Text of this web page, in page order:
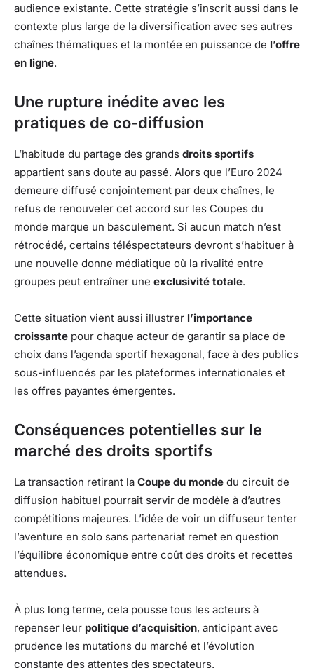
audience existante. Cette stratégie s’inscrit aussi dans le
contexte plus large de la diversification avec ses autres
chaînes thématiques et la montée en puissance de l’offre
en ligne.
Une rupture inédite avec les
pratiques de co-diffusion
L’habitude du partage des grands droits sportifs
appartient sans doute au passé. Alors que l’Euro 2024
demeure diffusé conjointement par deux chaînes, le
refus de renouveler cet accord sur les Coupes du
monde marque un basculement. Si aucun match n’est
rétrocédé, certains téléspectateurs devront s’habituer à
une nouvelle donne médiatique où la rivalité entre
groupes peut entraîner une exclusivité totale.
Cette situation vient aussi illustrer l’importance
croissante pour chaque acteur de garantir sa place de
choix dans l’agenda sportif hexagonal, face à des publics
sous-influencés par les plateformes internationales et
les offres payantes émergentes.
Conséquences potentielles sur le
marché des droits sportifs
La transaction retirant la Coupe du monde du circuit de
diffusion habituel pourrait servir de modèle à d’autres
compétitions majeures. L’idée de voir un diffuseur tenter
l’aventure en solo sans partenariat remet en question
l’équilibre économique entre coût des droits et recettes
attendues.
À plus long terme, cela pousse tous les acteurs à
repenser leur politique d’acquisition, anticipant avec
prudence les mutations du marché et l’évolution
constante des attentes des spectateurs.